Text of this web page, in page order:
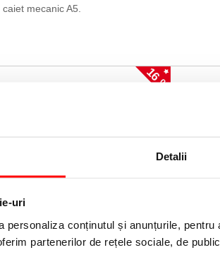
Detalii
uri
personaliza conținutul și anunțurile,
partenerilor de rețele sociale, de
mecanic A5.
16 %
PP/PP,
reciclat, certificare FSC, A5, 75
negru
lei
Caiet
partial
Esselte